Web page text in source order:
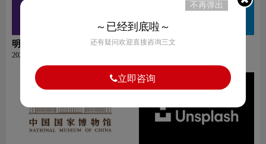
明基标志logo图片
2022-11-21
美的标志logo图片
不再弹出
～已经到底啦～
还有疑问欢迎直接咨询三文
立即咨询